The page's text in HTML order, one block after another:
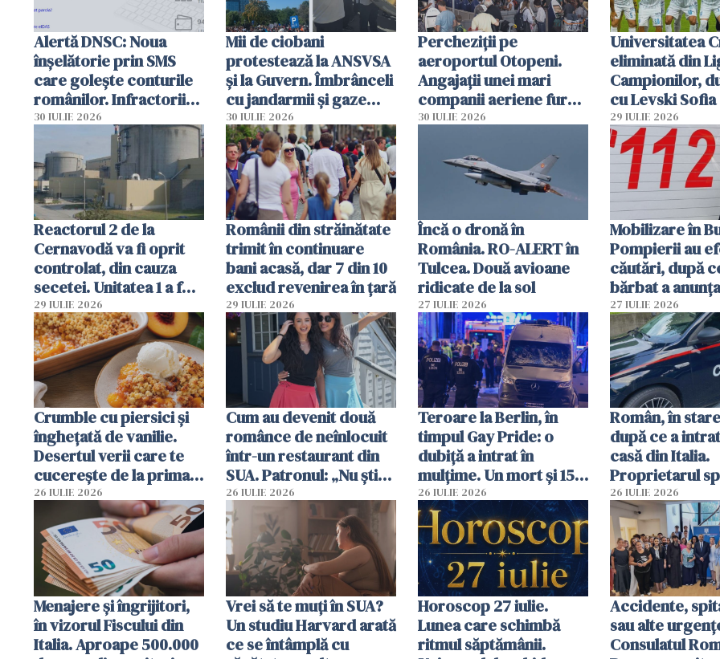
Alertă DNSC: Noua
înșelătorie prin SMS
care golește conturile
românilor. Infractorii
folosesc numele
Ghișeul.ro și al Poliției
Române
30 IULIE 2026
Mii de ciobani
protestează la ANSVSA
și la Guvern. Îmbrânceli
cu jandarmii și gaze
lacrimogene
30 IULIE 2026
Percheziții pe
aeroportul Otopeni.
Angajații unei mari
companii aeriene furau
parfumuri, ceasuri și
vânzării
30 IULIE 2026
Universitatea
eliminată din
Campionilor,
cu Levski Sofia
29 IULIE 2026
Reactorul 2 de la
Cernavodă va fi oprit
controlat, din cauza
secetei. Unitatea 1 a fost
deja oprită
29 IULIE 2026
Românii din străinătate
trimit în continuare
bani acasă, dar 7 din 10
exclud revenirea în țară
29 IULIE 2026
Încă o dronă în
România. RO-ALERT în
Tulcea. Două avioane
ridicate de la sol
27 IULIE 2026
Mobilizare în
Pompierii au
căutări, după
bărbat a
că a văzut un
luminos
27 IULIE 2026
Crumble cu piersici și
înghețată de vanilie.
Desertul verii care te
cucerește de la prima
lingură
26 IULIE 2026
Cum au devenit două
românce de neînlocuit
într-un restaurant din
SUA. Patronul: „Nu știu
ce o să mă fac fără voi”
26 IULIE 2026
Teroare la Berlin, în
timpul Gay Pride: o
dubiță a intrat în
mulțime. Un mort și 15
răniți
26 IULIE 2026
Român, în
după ce a
casă din Italia.
Proprietarul
s-a apărat cu
26 IULIE 2026
Menajere și îngrijitori,
în vizorul Fiscului din
Italia. Aproape 500.000
Vrei să te muți în SUA?
Un studiu Harvard arată
ce se întâmplă cu
Horoscop 27 iulie.
Lunea care schimbă
ritmul săptămânii.
Accidente,
sau alte
Consulatul